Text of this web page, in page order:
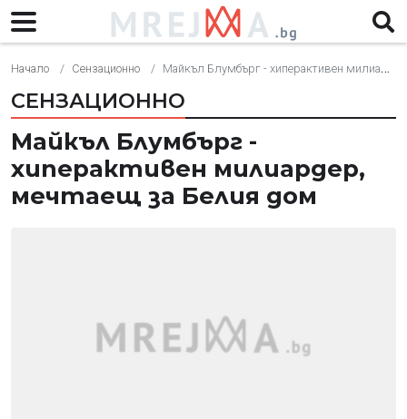
Начало Сензационно Майкъл Блумбърг - хиперактивен милиардер, мечтаещ за Белия дом
СЕНЗАЦИОННО
Майкъл Блумбърг -
хиперактивен милиардер,
мечтаещ за Белия дом